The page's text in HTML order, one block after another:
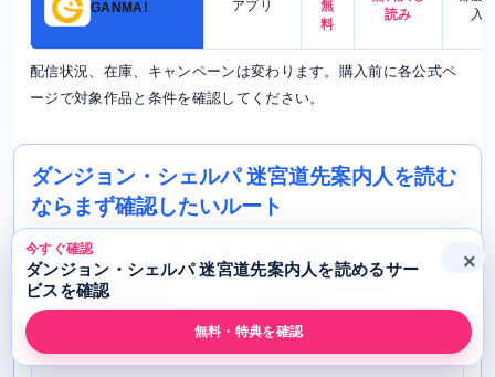
GANMA! アプリ
無
料
読み
入
配信状況、在庫、キャンペーンは変わります。購入前に各公式ペ
ージで対象作品と条件を確認してください。
ダンジョン・シェルパ 迷宮道先案内人を読む
ならまず確認したいルート
このページでは、電子で読む、紙で全巻をそろえるに分
けて確認先を整理しています。配信や在庫は変わるた
め、購入前は各公式ページで最終確認してください。
今すぐ確認
ダンジョン・シェルパ 迷宮道先案内人を読めるサー
ビスを確認
無料・特典を確認
×